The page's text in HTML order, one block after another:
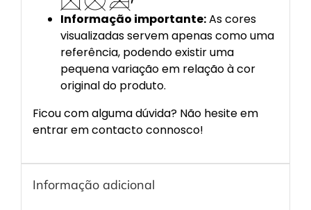
Informação importante:As cores
visualizadas servem apenas como uma
referência, podendo existir uma
pequena variação em relação à cor
original do produto.
Ficou com alguma dúvida? Não hesite em
entrar em contacto connosco!
Informação adicional